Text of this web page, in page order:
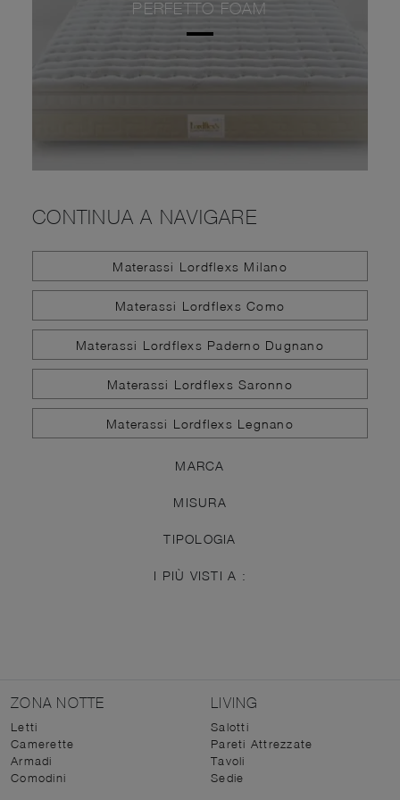
PERFETTO FOAM
CONTINUA A NAVIGARE
Materassi Lordflexs Milano
Materassi Lordflexs Como
Materassi Lordflexs Paderno Dugnano
Materassi Lordflexs Saronno
Materassi Lordflexs Legnano
MARCA
MISURA
TIPOLOGIA
I PIÙ VISTI A :
ZONA NOTTE
Letti
Camerette
Armadi
Comodini
LIVING
Salotti
Pareti Attrezzate
Tavoli
Sedie